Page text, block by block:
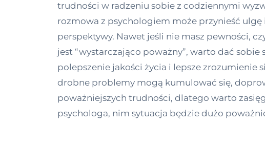
trudności w radzeniu sobie z codziennymi
rozmowa z psychologiem może przynieść ulgę
perspektywy. Nawet jeśli nie masz pewności,
jest “wystarczająco poważny”, warto dać sobie
polepszenie jakości życia i lepsze zrozumienie
drobne problemy mogą kumulować się,
poważniejszych trudności, dlatego warto
psychologa, nim sytuacja będzie dużo